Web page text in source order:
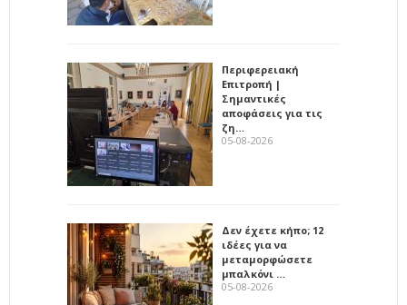
Περιφερειακή
Επιτροπή |
Σημαντικές
αποφάσεις για τις
ζη…
05-08-2026
Δεν έχετε κήπο; 12
ιδέες για να
μεταμορφώσετε
μπαλκόνι …
05-08-2026